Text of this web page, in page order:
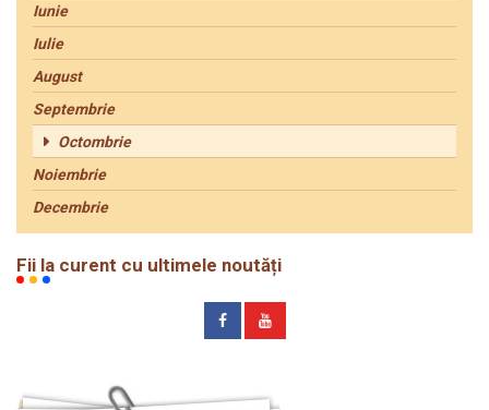
Iunie
Iulie
August
Septembrie
Octombrie
Noiembrie
Decembrie
Fii la curent cu ultimele noutăți